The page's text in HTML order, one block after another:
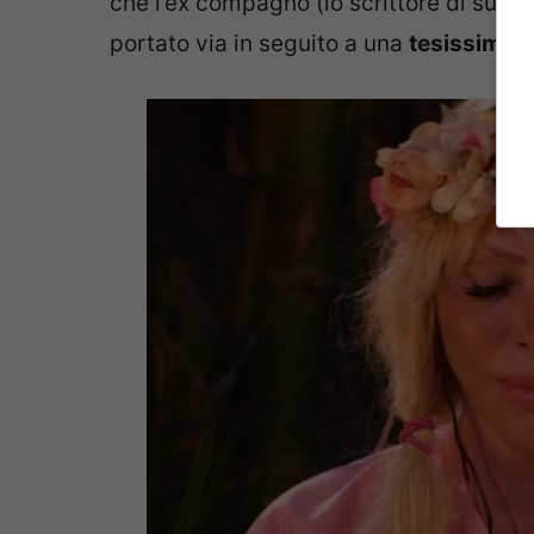
portato via in seguito a una tesissima